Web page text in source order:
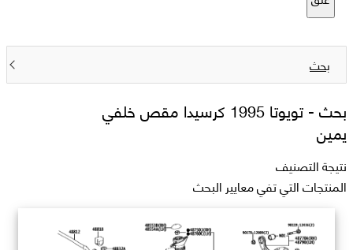
بحث
بحث - تويوتا 1995 كرسيدا مقص خلفي
يمين
نتيجة التصنيف
المنتجات التي تفي معايير البحث